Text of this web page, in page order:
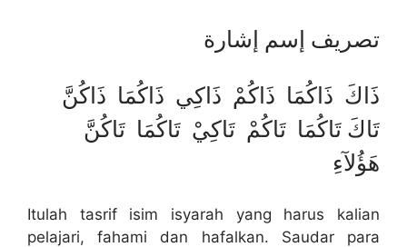
تصريف إسم إشارة
ذَاكَ ذَاكُمَا ذَاكُمْ ذَاكِي ذَاكُمَا ذَاكُنَّ
تَاكَ تَاكُمَا تَاكُمْ تَاكِيْ تَاكُمَا تَاكُنَّ
هَؤُلآءِ
Itulah tasrif isim isyarah yang harus kalian
pelajari, fahami dan hafalkan. Saudar para